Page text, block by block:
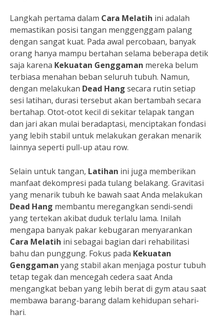
Langkah pertama dalam Cara Melatih ini adalah
memastikan posisi tangan menggenggam palang
dengan sangat kuat. Pada awal percobaan, banyak
orang hanya mampu bertahan selama beberapa detik
saja karena Kekuatan Genggaman mereka belum
terbiasa menahan beban seluruh tubuh. Namun,
dengan melakukan Dead Hang secara rutin setiap
sesi latihan, durasi tersebut akan bertambah secara
bertahap. Otot-otot kecil di sekitar telapak tangan
dan jari akan mulai beradaptasi, menciptakan fondasi
yang lebih stabil untuk melakukan gerakan menarik
lainnya seperti pull-up atau row.
Selain untuk tangan, Latihan ini juga memberikan
manfaat dekompresi pada tulang belakang. Gravitasi
yang menarik tubuh ke bawah saat Anda melakukan
Dead Hang membantu meregangkan sendi-sendi
yang tertekan akibat duduk terlalu lama. Inilah
mengapa banyak pakar kebugaran menyarankan
Cara Melatih ini sebagai bagian dari rehabilitasi
bahu dan punggung. Fokus pada Kekuatan
Genggaman yang stabil akan menjaga postur tubuh
tetap tegak dan mencegah cedera saat Anda
mengangkat beban yang lebih berat di gym atau saat
membawa barang-barang dalam kehidupan sehari-
hari.